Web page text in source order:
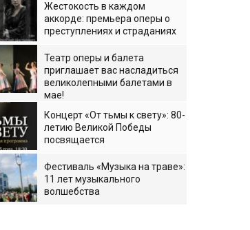
Жестокость в каждом
аккорде: премьера оперы о
преступлениях и страданиях
Театр оперы и балета
приглашает вас насладиться
великолепными балетами в
мае!
Концерт «От тьмы к свету»: 80-
летию Великой Победы
посвящается
Фестиваль «Музыка на траве»:
11 лет музыкального
волшебства